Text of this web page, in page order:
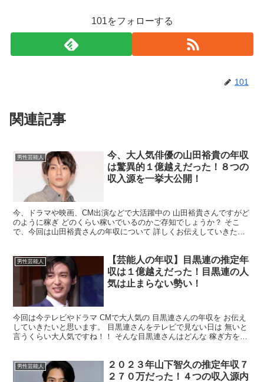
101をフォローする
101
関連記事
男性芸能人
今、大人気俳優の山田裕貴の年収
は驚異的１億越えだった！８つの
収入源を一挙大公開！
今、ドラマや映画、CM出演などで大活躍中の 山田裕貴さんですがど
のように稼ぎ どのくらい稼いでいるのかご存知でしょうか？ そこ
で、今回は山田裕貴さんの年収について 詳しくお伝えしていきたい
男性芸能人
【芸能人の年収】目黒連の推定年
収は１億越えだった！目黒連の人
気は止まらない勢い！
今回は今テレビやドラマ CMで大人気の 目黒連さんの年収を お伝え
していきたいと思います。 目黒連さんをテレビで見ない日は 無いと
言うくらい大人気ですね！！ そんな目黒連さんはどんな 稼ぎ方をし
男性芸能人
２０２３年山下智久の推定年収７
２７０万だった！４つの収入源内